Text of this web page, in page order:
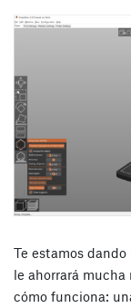
Te estamos dando
le ahorrará mucha
cómo funciona: